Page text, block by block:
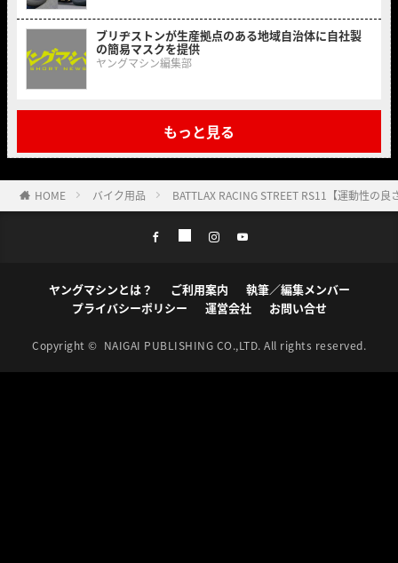
ブリヂストンが生産拠点のある地域自治体に自社製
の簡易マスクを提供
ヤングマシン編集部
もっと見る
HOME バイク用品 BATTLAX RACING STREET RS11【運動性の
ヤングマシンとは？ ご利用案内
執筆／編集メンバー
プライバシーポリシー
運営会社 お問い合せ
Copyright © NAIGAI PUBLISHING CO.,LTD. All rights reserved.